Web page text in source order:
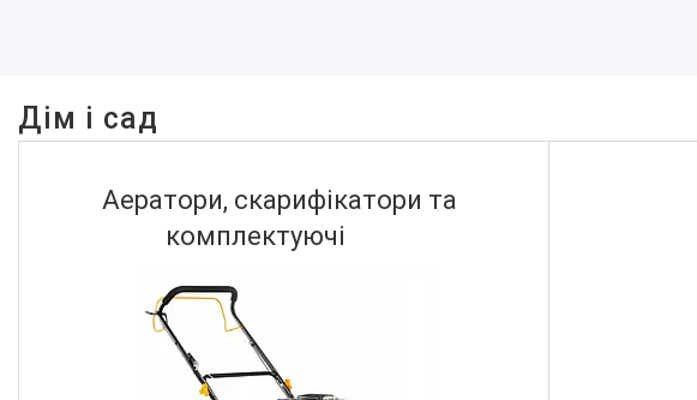
В наявності
Дім і сад
Аератори, скарифікатори та
комплектуючі